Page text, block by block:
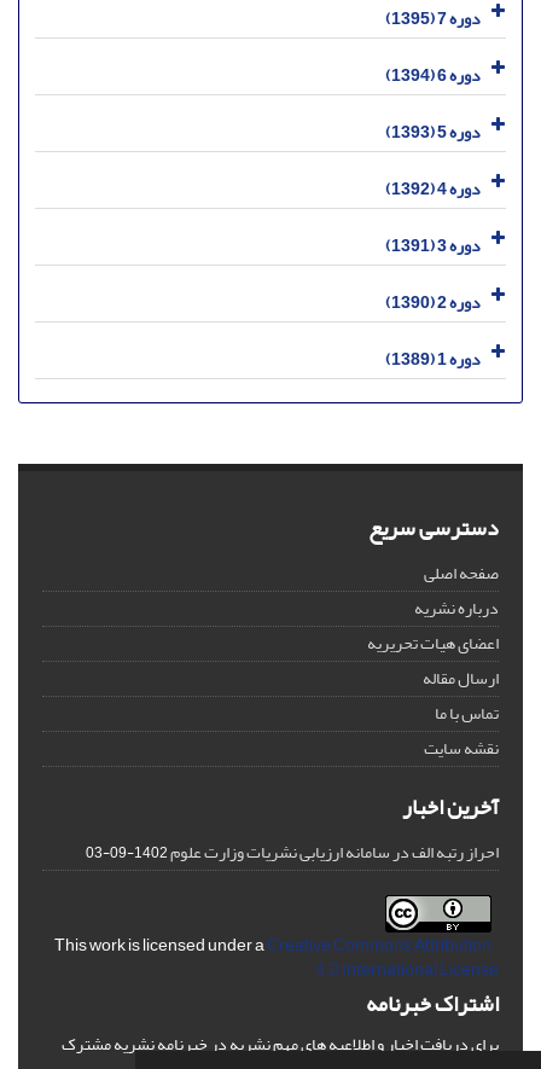
دوره 7 (1395)
دوره 6 (1394)
دوره 5 (1393)
دوره 4 (1392)
دوره 3 (1391)
دوره 2 (1390)
دوره 1 (1389)
دسترسی سریع
صفحه اصلی
درباره نشریه
اعضای هیات تحریریه
ارسال مقاله
تماس با ما
نقشه سایت
آخرین اخبار
احراز رتبه الف در سامانه ارزیابی نشریات وزارت علوم1402-09-03
Creative Commons Attribution
4.0 International License
اشتراک خبرنامه
برای دریافت اخبار و اطلاعیه های مهم نشریه در خبرنامه نشریه مشترک